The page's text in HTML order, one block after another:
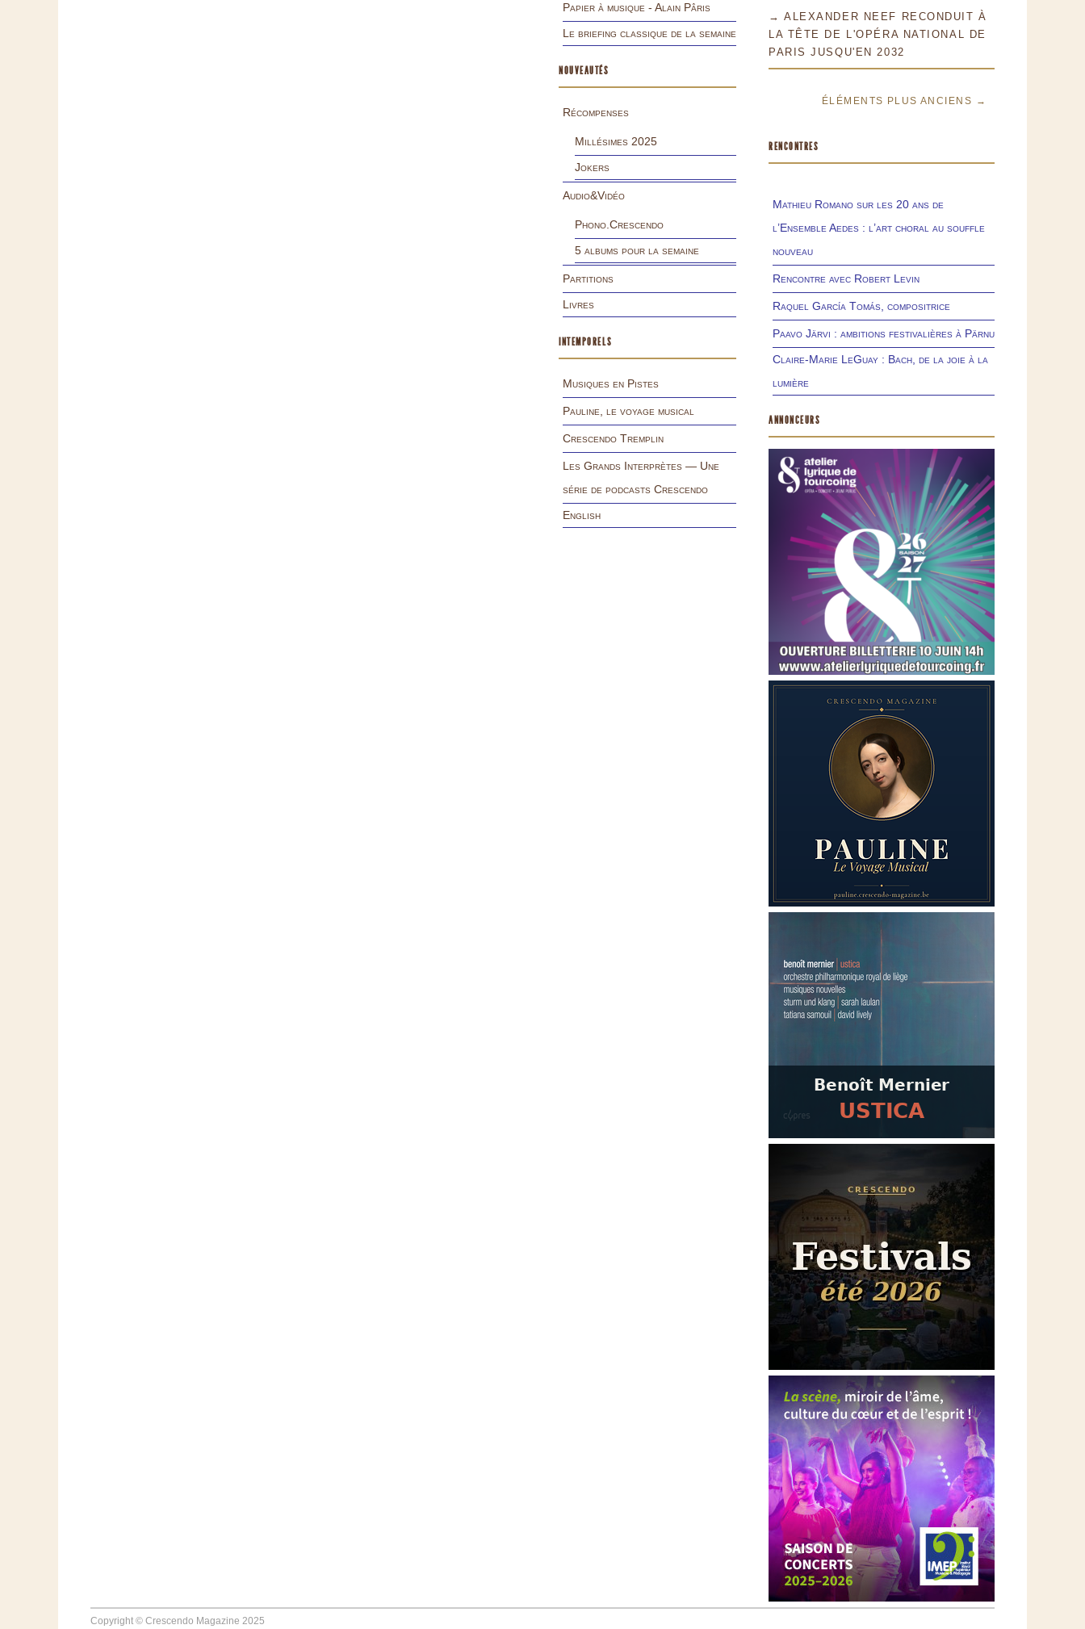
Papier à musique - Alain Pâris
Le briefing classique de la semaine
NOUVEAUTÉS
Récompenses
Millésimes 2025
Jokers
Audio&Vidéo
Phono.Crescendo
5 albums pour la semaine
Partitions
Livres
INTEMPORELS
Musiques en Pistes
Pauline, le voyage musical
Crescendo Tremplin
Les Grands Interprètes — Une
série de podcasts Crescendo
English
→ ALEXANDER NEEF RECONDUIT À
LA TÊTE DE L'OPÉRA NATIONAL DE
PARIS JUSQU'EN 2032
ÉLÉMENTS PLUS ANCIENS →
RENCONTRES
Mathieu Romano sur les 20 ans de
l’Ensemble Aedes : l’art choral au souffle
nouveau
Rencontre avec Robert Levin
Raquel García Tomás, compositrice
Paavo Järvi : ambitions festivalières à Pärnu
Claire-Marie LeGuay : Bach, de la joie à la
lumière
ANNONCEURS
Copyright © Crescendo Magazine 2025